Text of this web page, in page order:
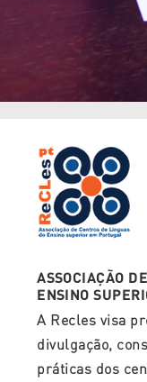
ASSOCIAÇÃO
ENSINO
A Recles visa
divulgação,
práticas dos